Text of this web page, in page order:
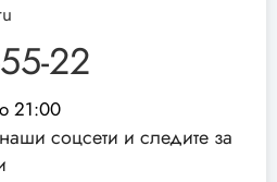
22
21:00
соцсети и следите за